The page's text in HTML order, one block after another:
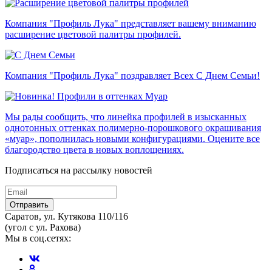
Компания "Профиль Лука" представляет вашему вниманию
расширение цветовой палитры профилей.
Компания "Профиль Лука" поздравляет Всех С Днем Семьи!
Мы рады сообщить, что линейка профилей в изысканных
однотонных оттенках полимерно-порошкового окрашивания
«муар», пополнилась новыми конфигурациями. Оцените все
благородство цвета в новых воплощениях.
Подписаться на рассылку новостей
Отправить
Саратов, ул. Кутякова 110/116
(угол с ул. Рахова)
Мы в соц.сетях: